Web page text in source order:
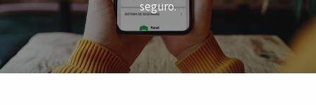
Protek Personas
Corredora de seguros
seguro.